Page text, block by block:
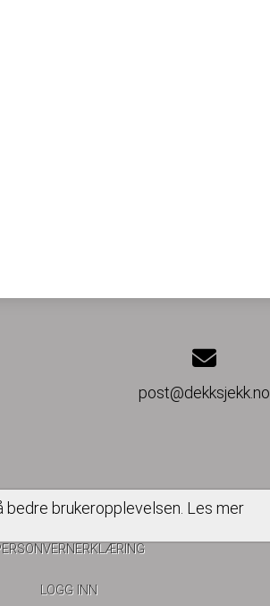
post@dekksjekk.no
brukeropplevelsen. Les mer
LOGG INN